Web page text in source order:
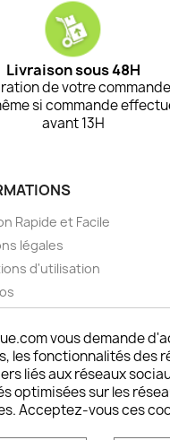
Livraison sous 48H
de votre
si commande
avant 13H
Rapide et Facile
légales
d'utilisation
et remboursements
DOM TOM et outremer
personnaliser son
vous demande
les fonctionnalités des
liés aux réseaux
optimisées sur les
Acceptez-vous ces